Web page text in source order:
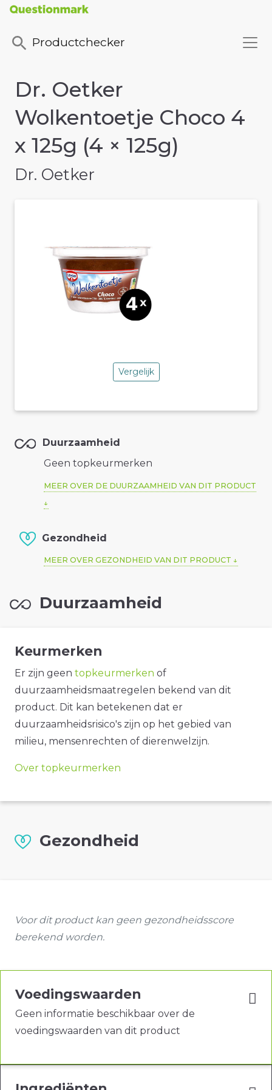
Productchecker
Dr. Oetker
Wolkentoetje Choco 4
x 125g (4 × 125g)
Dr. Oetker
Vergelijk
Duurzaamheid
Geen topkeurmerken
MEER OVER DE DUURZAAMHEID VAN DIT PRODUCT
Gezondheid
MEER OVER GEZONDHEID VAN DIT PRODUCT
Duurzaamheid
Keurmerken
Er zijn geen topkeurmerken of
duurzaamheidsmaatregelen bekend van dit
product. Dit kan betekenen dat er
duurzaamheidsrisico's zijn op het gebied van
milieu, mensenrechten of dierenwelzijn.
Over topkeurmerken
Gezondheid
Voor dit product kan geen gezondheidsscore
berekend worden.
Voedingswaarden
Geen informatie beschikbaar over de
voedingswaarden van dit product